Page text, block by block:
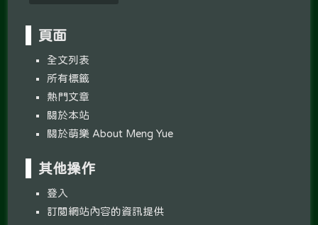
頁面
全文列表
所有標籤
熱門文章
關於本站
關於萌樂 About Meng Yue
其他操作
登入
訂閱網站內容的資訊提供